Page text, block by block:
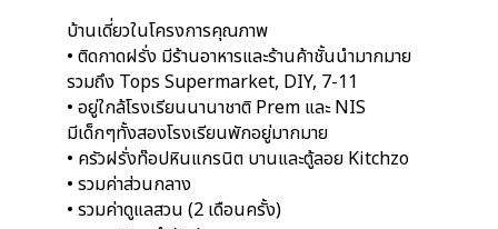
บ้านเดี่ยวในโครงการคุณภาพ
• ติดกาดฝรั่ง มีร้านอาหารและร้านค้าชั้นนำมากมาย
รวมถึง Tops Supermarket, DIY, 7-11
• อยู่ใกล้โรงเรียนนานาชาติ Prem และ NIS
มีเด็กๆทั้งสองโรงเรียนพักอยู่มากมาย
• ครัวฝรั่งท๊อปหินแกรนิต บานและตู้ลอย Kitchzo
• รวมค่าส่วนกลาง
• รวมค่าดูแลสวน (2 เดือนครั้ง)